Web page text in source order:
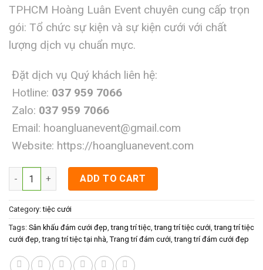
TPHCM Hoàng Luân Event chuyên cung cấp trọn
gói: Tổ chức sự kiện và sự kiện cưới với chất
lượng dịch vụ chuẩn mực.
Đặt dịch vụ Quý khách liên hệ:
Hotline: 037 959 7066
Zalo: 037 959 7066
Email: hoangluanevent@gmail.com
Website: https://hoangluanevent.com
Sân khấu đám cưới đẹp quantity
ADD TO CART
Category:tiệc cưới
Tags: Sân khấu đám cưới đẹp,trang trí tiệc,trang trí tiệc cưới,trang trí tiệc
cưới đẹp,trang trí tiệc tại nhà, Trang trí đám cưới,trang trí đám cưới đẹp